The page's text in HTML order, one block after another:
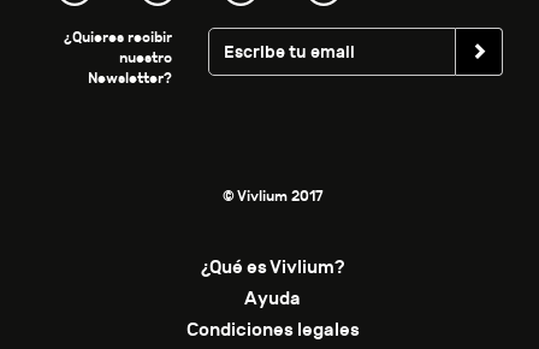
¿Quieres recibir
nuestro
Newsletter?
© Vivlium 2017
¿Qué es Vivlium?
Ayuda
Condiciones legales